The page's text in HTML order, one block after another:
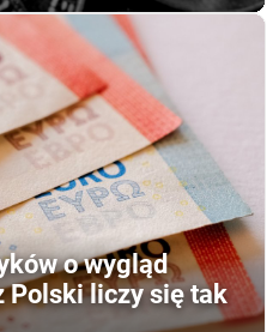
o wygląd
Polski liczy się tak